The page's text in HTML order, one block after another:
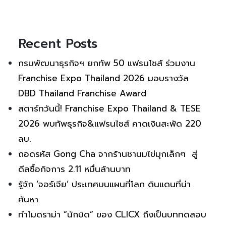
Recent Posts
กรมพัฒนาธุรกิจฯ ยกทัพ 50 แฟรนไชส์ ร่วมงาน
Franchise Expo Thailand 2026 มอบรางวัล
DBD Thailand Franchise Award
สตาร์ทวันนี้! Franchise Expo Thailand & TESE
2026 พบทัพธุรกิจ&แฟรนไชส์ คาดเงินสะพัด 220
ลบ.
ถอดรหัส Gong Cha จากร้านชานมไข่มุกเล็กๆ สู่
ดีลซื้อกิจการ 2.11 หมื่นล้านบาท
รู้จัก ‘จอร์เจีย’ ประเทศบนแผนที่โลก ดินแดนที่น่า
ค้นหา
ทำไมดราม่า “นักบิด” ของ CLICX ถึงเป็นบททดสอบ